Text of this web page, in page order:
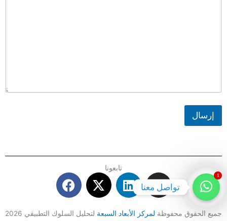
إرسال
تابعونا
I
n
t
L
i
k
X
-
w
F
a
e
جميع الحقوق محفوظة لمركز الأبعاد السبعة لتحليل السلوك التطبيقي 2026
1
تواصل معنا